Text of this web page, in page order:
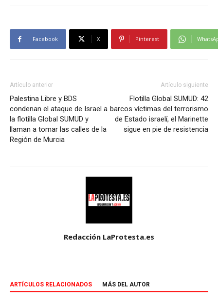
Facebook X Pinterest
Artículo anterior
Palestina Libre y BDS
condenan el ataque de Israel a
la flotilla Global SUMUD y
llaman a tomar las calles de la
Región de Murcia
Artículo siguiente
Flotilla Global SUMUD: 42
barcos víctimas del terrorismo
de Estado israelí, el Marinette
sigue en pie de resistencia
Redacción LaProtesta.es
ARTÍCULOS RELACIONADOS MÁS DEL AUTOR